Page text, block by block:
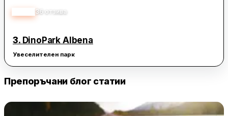
36 отзива
3. DinoPark Albena
Увеселителен парк
Препоръчани блог статии